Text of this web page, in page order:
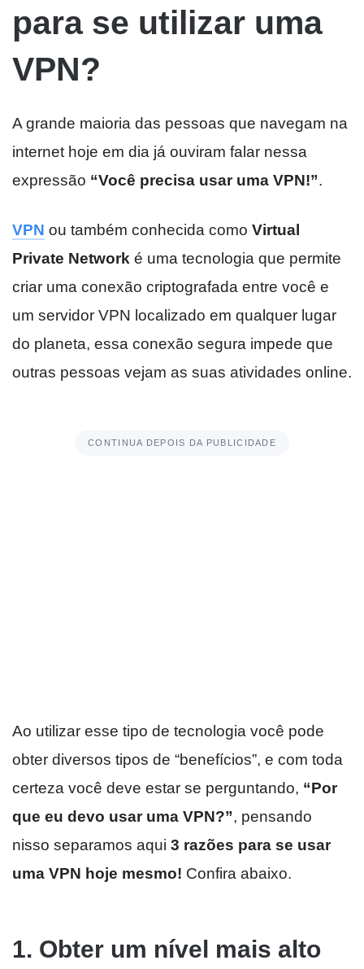
para se utilizar uma
VPN?
A grande maioria das pessoas que navegam na
internet hoje em dia já ouviram falar nessa
expressão “Você precisa usar uma VPN!”.
VPN ou também conhecida como Virtual
Private Network é uma tecnologia que permite
criar uma conexão criptografada entre você e
um servidor VPN localizado em qualquer lugar
do planeta, essa conexão segura impede que
outras pessoas vejam as suas atividades online.
CONTINUA DEPOIS DA PUBLICIDADE
Ao utilizar esse tipo de tecnologia você pode
obter diversos tipos de “benefícios”, e com toda
certeza você deve estar se perguntando, “Por
que eu devo usar uma VPN?”, pensando
nisso separamos aqui 3 razões para se usar
uma VPN hoje mesmo! Confira abaixo.
1. Obter um nível mais alto